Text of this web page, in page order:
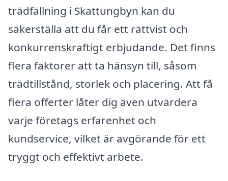
trädfällning i Skattungbyn kan du
säkerställa att du får ett rättvist och
konkurrenskraftigt erbjudande. Det finns
flera faktorer att ta hänsyn till, såsom
trädtillstånd, storlek och placering. Att få
flera offerter låter dig även utvärdera
varje företags erfarenhet och
kundservice, vilket är avgörande för ett
tryggt och effektivt arbete.